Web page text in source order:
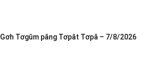
Gơh Tơgŭm păng Tơpăt Tơpă – 7/8/2026